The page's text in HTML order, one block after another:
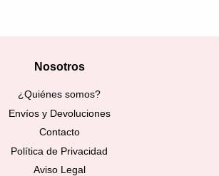
Nosotros
¿Quiénes somos?
Envíos y Devoluciones
Contacto
Política de Privacidad
Aviso Legal